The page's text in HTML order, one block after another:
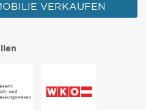
VERKAUFEN